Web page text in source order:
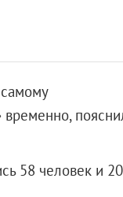
58 человек и 20